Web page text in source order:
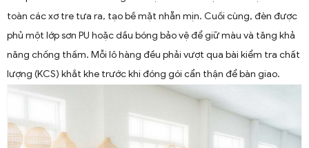
toàn các xơ tre tưa ra, tạo bề mặt nhẵn mịn. Cuối cùng, đèn được
phủ một lớp sơn PU hoặc dầu bóng bảo vệ để giữ màu và tăng khả
năng chống thấm. Mỗi lô hàng đều phải vượt qua bài kiểm tra chất
lượng (KCS) khắt khe trước khi đóng gói cẩn thận để bàn giao.